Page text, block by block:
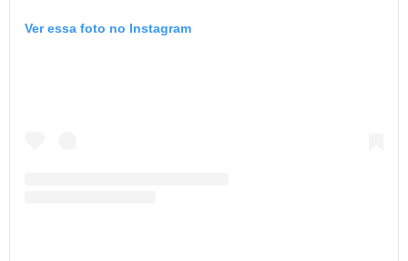
Ver essa foto no Instagram